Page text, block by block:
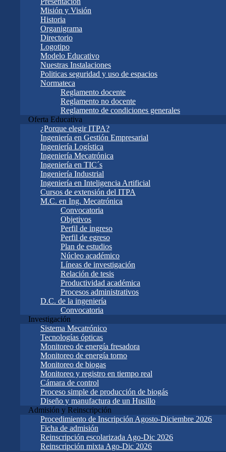
Misión y Visión
Historia
Organigrama
Directorio
Logotipo
Modelo Educativo
Nuestras Instalaciones
Politicas seguridad y uso de espacios
Normateca
Reglamento docente
Reglamento no docente
Reglamento de condiciones generales
Oferta Educativa
¿Porque elegir ITPA?
Ingeniería en Gestión Empresarial
Ingeniería Logística
Ingeniería Mecatrónica
Ingeniería en TIC´s
Ingeniería Industrial
Ingeniería en Inteligencia Artificial
Cursos de extensión del ITPA
M.C. en Ing. Mecatrónica
Convocatoria
Objetivos
Perfil de ingreso
Perfil de egreso
Plan de estudios
Núcleo académico
Líneas de investigación
Relación de tesis
Productividad académica
Procesos administrativos
D.C. de la ingeniería
Convocatoria
Investigación
Sistema Mecatrónico
Tecnologías ópticas
Monitoreo de energía fresadora
Monitoreo de energía torno
Monitoreo de biogas
Monitoreo y registro en tiempo real
Cámara de control
Proceso simple de producción de biogás
Diseño y manufactura de un Husillo
Admisión y Reinscripción
Procedimiento de Inscripción Agosto-Diciembre 2026
Ficha de admisión
Reinscripción escolarizada Ago-Dic 2026
Reinscripción mixta Ago-Dic 2026